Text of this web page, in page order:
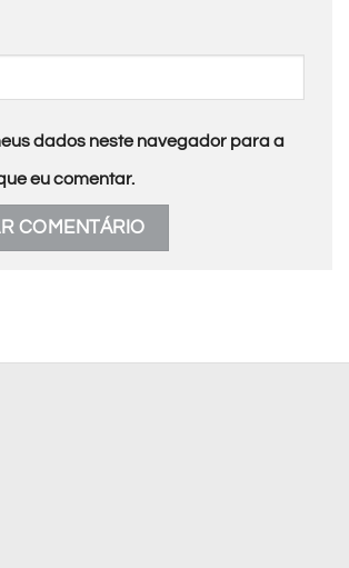
dados neste navegador para a
eu comentar.